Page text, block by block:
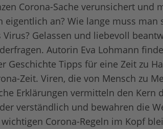
Corona-Sache verunsichert und
eigentlich an? Wie lange muss
Virus? Gelassen und liebevoll
Autorin Eva Lohmann
Geschichte Tipps für eine Zeit zu
Zeit. Viren, die von Mensch zu
Erklärungen vermitteln den Kern
verständlich und bewahren die
Corona-Regeln im Kopf